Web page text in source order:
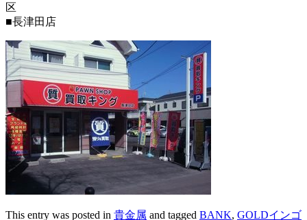
区
■長津田店
This entry was posted in 貴金属 and tagged BANK, GOLDインゴ